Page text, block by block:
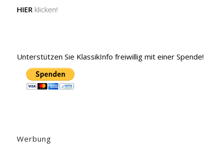
HIER klicken!
Unterstützen Sie KlassikInfo freiwillig mit einer Spende!
Werbung